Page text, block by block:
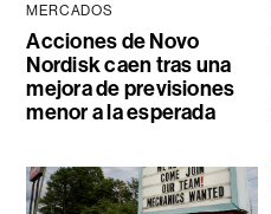
MERCADOS
Acciones de Novo
Nordisk caen tras una
mejora de previsiones
menor a la esperada